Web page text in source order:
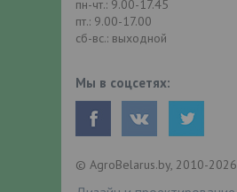
пн-чт.: 9.00-17.45
пт.: 9.00-17.00
сб-вс.: выходной
Мы в соцсетях:
© AgroBelarus.by, 2010-2026